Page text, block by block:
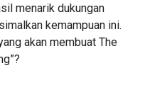
menarik dukungan
kemampuan ini.
akan membuat The